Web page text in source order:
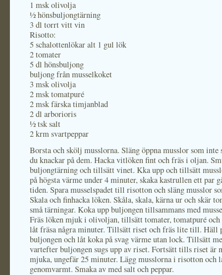
1 msk olivolja
½ hönsbuljongtärning
3 dl torrt vitt vin
Risotto:
5 schalottenlökar alt 1 gul lök
2 tomater
5 dl hönsbuljong
buljong från musselkoket
3 msk olivolja
2 msk tomatpuré
2 msk färska timjanblad
2 dl arborioris
½ tsk salt
2 krm svartpeppar
Borsta och skölj musslorna. Släng öppna musslor som inte
du knackar på dem. Hacka vitlöken fint och fräs i oljan.
buljongtärning och tillsätt vinet. Kka upp och tillsätt
på högsta värme under 4 minuter, skaka kastrullen ett par
tiden. Spara musselspadet till risotton och släng musslor
Skala och finhacka löken. Skåla, skala, kärna ur och skär
små tärningar. Koka upp buljongen tillsammans med
Fräs löken mjuk i olivoljan, tillsätt tomater, tomatpuré
låt fräsa några minuter. Tillsätt riset och fräs lite till. Häll
buljongen och låt koka på svag värme utan lock. Tillsätt
vartefter buljongen sugs upp av riset. Fortsätt tills riset är
mjuka, ungefär 25 minuter. Lägg musslorna i risotton och
genomvarmt. Smaka av med salt och peppar.